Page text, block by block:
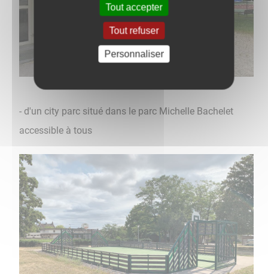
- d'un city parc situé dans le parc Michelle Bachelet
accessible à tous
Tout accepter
Tout refuser
Personnaliser